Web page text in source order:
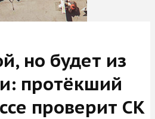
но будет из
протёкший
проверит СК